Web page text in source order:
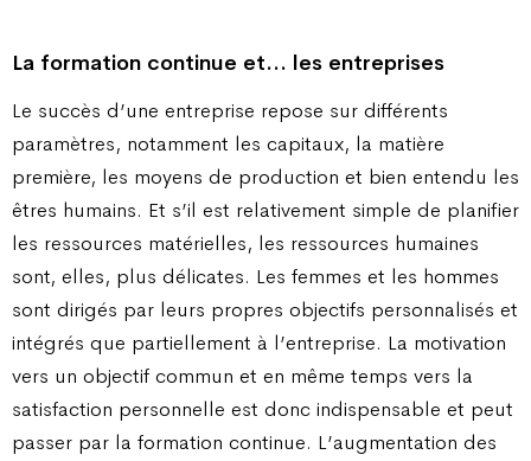
La formation continue et… les entreprises
Le succès d’une entreprise repose sur différents
paramètres, notamment les capitaux, la matière
première, les moyens de production et bien entendu les
êtres humains. Et s’il est relativement simple de planifier
les ressources matérielles, les ressources humaines
sont, elles, plus délicates. Les femmes et les hommes
sont dirigés par leurs propres objectifs personnalisés et
intégrés que partiellement à l’entreprise. La motivation
vers un objectif commun et en même temps vers la
satisfaction personnelle est donc indispensable et peut
passer par la formation continue. L’augmentation des